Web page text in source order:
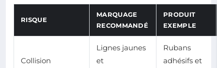
RISQUE
MARQUAGE
RECOMMANDÉ
PRODUIT
EXEMPLE
Collision
Lignes jaunes
et
Rubans
adhésifs et